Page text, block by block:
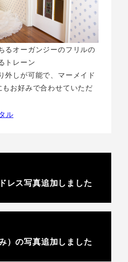
るオーガンジーのフリルの
トレーン
外しが可能で、マーメイド
お好みで合わせていただ
レス写真追加しました
）の写真追加しました